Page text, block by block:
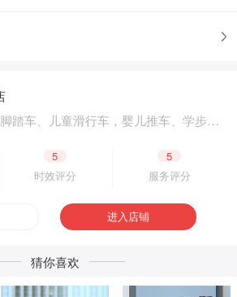
踏车、儿童滑行车，婴儿推车、学步
品，母婴用品、婴童用品，电子玩具、
园设施、广场游乐，成人脚踏车、成
零配件，生产原材料、包装原材料，产
产品内包装，生产设备、五金工具，采
5
时效评分
5
服务评分
进入店铺
猜你喜欢